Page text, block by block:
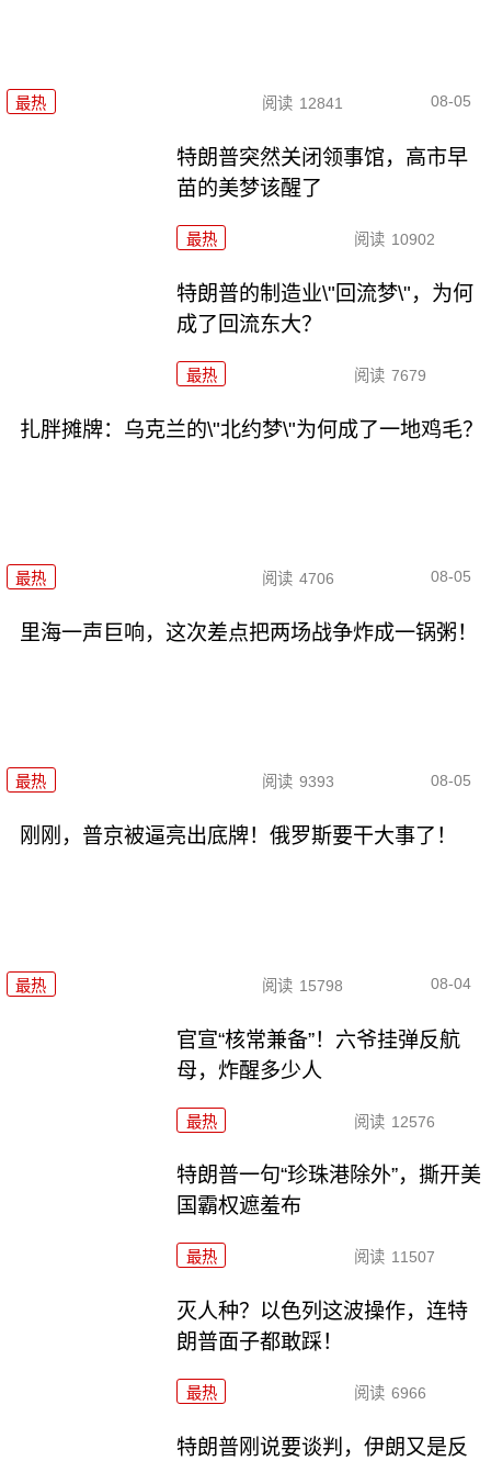
最热 阅读 12841 08-05
特朗普突然关闭领事馆，高市早
苗的美梦该醒了
最热 阅读 10902
特朗普的制造业\"回流梦\"，为何
成了回流东大？
最热 阅读 7679
扎胖摊牌：乌克兰的\"北约梦\"为何成了一地鸡毛？
最热 阅读 4706 08-05
里海一声巨响，这次差点把两场战争炸成一锅粥！
最热 阅读 9393 08-05
刚刚，普京被逼亮出底牌！俄罗斯要干大事了！
最热 阅读 15798 08-04
官宣“核常兼备”！六爷挂弹反航
母，炸醒多少人
最热 阅读 12576
特朗普一句“珍珠港除外”，撕开美
国霸权遮羞布
最热 阅读 11507
灭人种？以色列这波操作，连特
朗普面子都敢踩！
最热 阅读 6966
特朗普刚说要谈判，伊朗又是反